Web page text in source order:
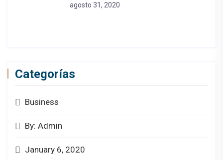
agosto 31, 2020
Categorías
Business
By: Admin
January 6, 2020